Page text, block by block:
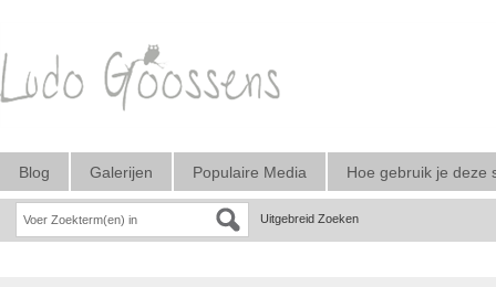
Blog Galerijen Populaire Media Hoe gebruik je deze
Uitgebreid Zoeken